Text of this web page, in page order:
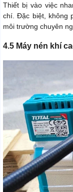
Thiết bị vào việc
chí. Đặc biệt, không
môi trường chuyên
4.5 Máy nén khí